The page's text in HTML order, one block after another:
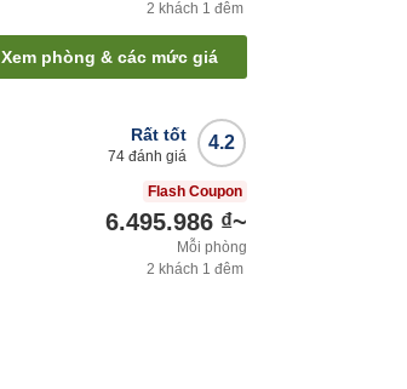
2 khách 1 đêm
Xem phòng & các mức giá
4.2
Rất tốt
74 đánh giá
Flash Coupon
6.495.986 ₫~
Mỗi phòng
2 khách 1 đêm